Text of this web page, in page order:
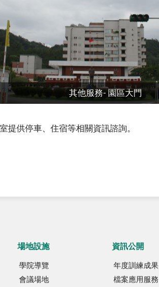
其他服務- 園區大門
提供停車、住宿等相關資訊諮詢。
場地設施
學院導覽
會議場地
資訊公開
年度訓練成果
檔案應用服務